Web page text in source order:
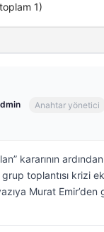
1)
Anahtar yönetici
kararının
toplantısı krizi
Murat Emir’den